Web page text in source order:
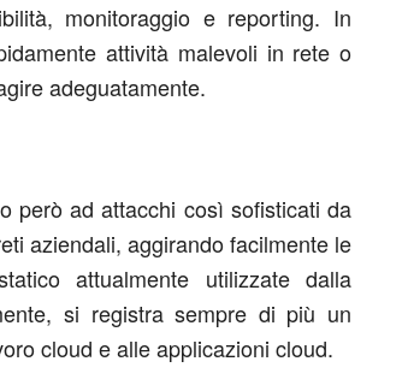
monitoraggio e reporting. In
attività malevoli in rete o
adeguatamente.
però ad attacchi così sofisticati da
aziendali, aggirando facilmente le
attualmente utilizzate dalla
si registra sempre di più un
cloud e alle applicazioni cloud.